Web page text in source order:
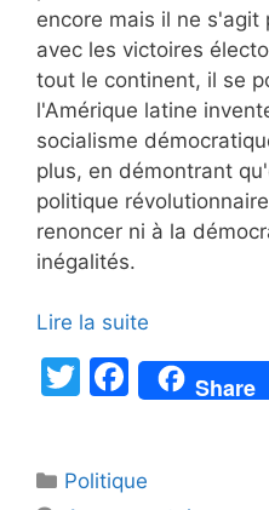
encore mais il ne s'agit
avec les victoires
tout le continent, il se
l'Amérique latine
socialisme
plus, en démontrant
politique
renoncer ni à la
inégalités.
Lire la suite
T
er
F
a
e
Share
Catégories
Politique